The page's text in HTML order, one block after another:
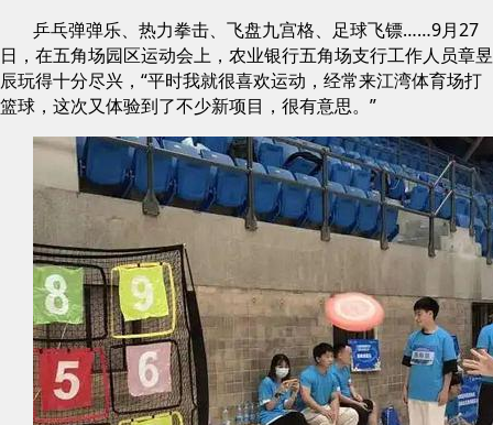
乒乓弹弹乐、热力拳击、飞盘九宫格、足球飞镖……9月27
日，在五角场园区运动会上，农业银行五角场支行工作人员章昱
辰玩得十分尽兴，“平时我就很喜欢运动，经常来江湾体育场打
篮球，这次又体验到了不少新项目，很有意思。”